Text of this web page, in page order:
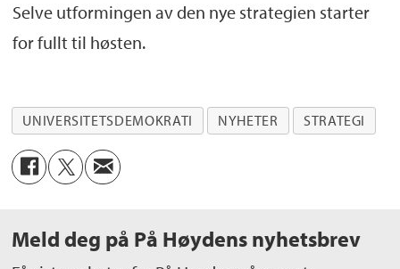
Selve utformingen av den nye strategien starter
for fullt til høsten.
UNIVERSITETSDEMOKRATI NYHETER STRATEGI
Meld deg på På Høydens nyhetsbrev